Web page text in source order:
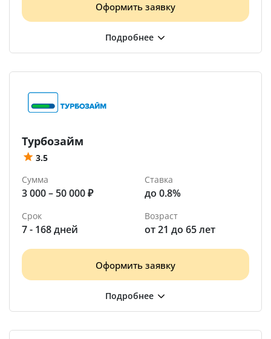
Оформить заявку
Турбозайм
3.5
Сумма
3 000 – 50 000 ₽
Ставка
до 0.8%
Срок
7 - 168 дней
Возраст
от 21 до 65 лет
Оформить заявку